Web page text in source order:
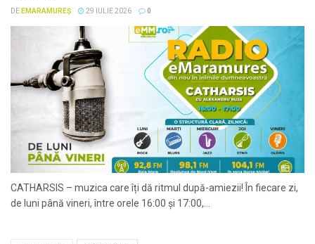
DE EMARAMUREȘ 29 IULIE 2026 0
CATHARSIS – muzica care îți dă ritmul după-amiezii! În fiecare zi,
de luni până vineri, între orele 16:00 și 17:00,...